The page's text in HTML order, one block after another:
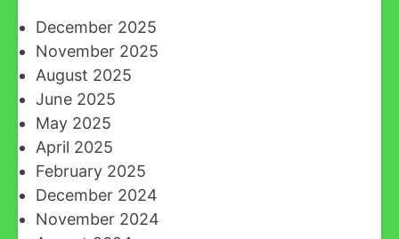
December 2025
November 2025
August 2025
June 2025
May 2025
April 2025
February 2025
December 2024
November 2024